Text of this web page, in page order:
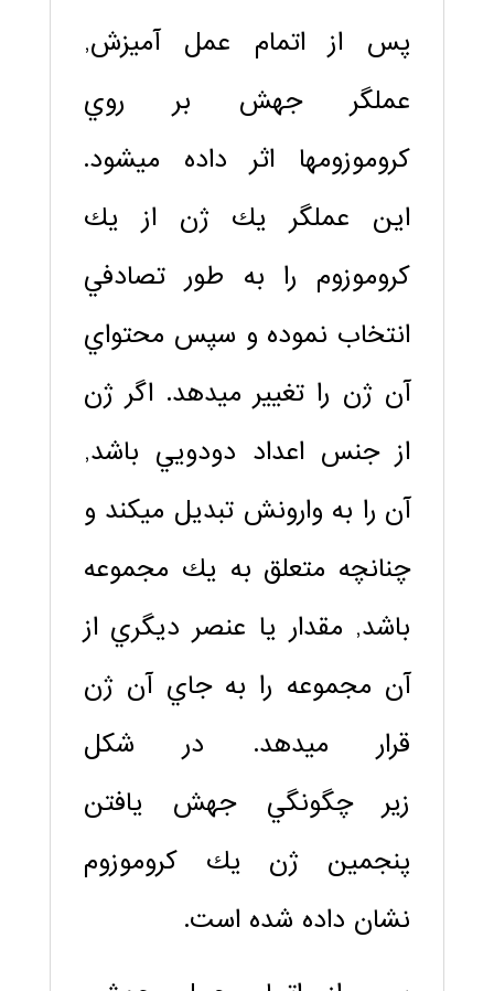
پس از اتمام عمل آميزش,
عملگر جهش بر روي
كروموزوم‏ها اثر داده مي‏شود.
اين عملگر يك ژن از يك
كروموزوم را به طور تصادفي
انتخاب نموده و سپس محتواي
آن ژن را تغيير مي‏دهد. اگر ژن
از جنس اعداد دودويي باشد,
آن را به وارونش تبديل مي‏كند و
چنانچه متعلق به يك مجموعه
باشد, مقدار يا عنصر ديگري از
آن مجموعه را به جاي آن ژن
قرار مي‏دهد. در شكل
زیر چگونگي جهش يافتن
پنجمين ژن يك كروموزوم
نشان داده شده است.